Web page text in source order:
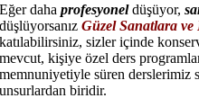
Eğer dahaprofesyoneldüşüyor,
düşlüyorsanızGüzel Sanatlara
katılabilirsiniz, sizler içinde
mevcut, kişiye özel ders
memnuniyetiyle süren derslerimiz
unsurlardan biridir.